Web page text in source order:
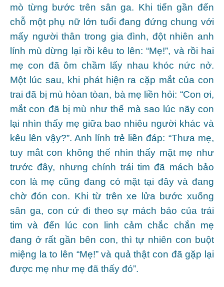
mò từng bước trên sân ga. Khi tiến gần đến
chỗ một phụ nữ lớn tuổi đang đứng chung với
mấy người thân trong gia đình, đột nhiên anh
lính mù dừng lại rồi kêu to lên: “Mẹ!”, và rồi hai
mẹ con đã ôm chầm lấy nhau khóc nức nở.
Một lúc sau, khi phát hiện ra cặp mắt của con
trai đã bị mù hòan tòan, bà mẹ liền hỏi: “Con ơi,
mắt con đã bị mù như thế mà sao lúc nãy con
lại nhìn thấy mẹ giữa bao nhiêu người khác và
kêu lên vậy?”. Anh lính trẻ liền đáp: “Thưa mẹ,
tuy mắt con không thể nhìn thấy mặt mẹ như
trước đây, nhưng chính trái tim đã mách bảo
con là mẹ cũng đang có mặt tại đây và đang
chờ đón con. Khi từ trên xe lửa bước xuống
sân ga, con cứ đi theo sự mách bảo của trái
tim và đến lúc con linh cảm chắc chắn mẹ
đang ở rất gần bên con, thì tự nhiên con buột
miệng la to lên “Mẹ!” và quả thật con đã gặp lại
được mẹ như mẹ đã thấy đó”.